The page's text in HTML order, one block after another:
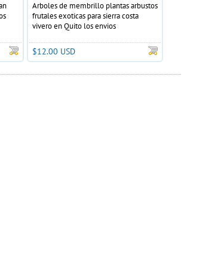
Arboles de membrillo plantas arbustos
frutales exoticas para sierra costa
vivero en Quito los envios
$12.00 USD